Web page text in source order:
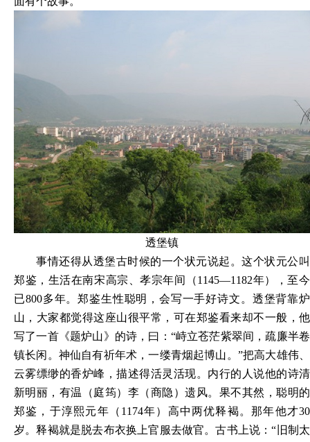
透堡镇
事情还得从透堡古时候的一个状元说起。这个状元公叫
郑鉴，生活在南宋高宗、孝宗年间（1145—1182年），至今
已800多年。郑鉴生性聪明，会写一手好诗文。透堡背靠炉
山，大家都觉得这座山很平常，可在郑鉴看来却不一般，他
写了一首《题炉山》的诗，曰：“峙立苍茫紫翠间，疏廉半卷
镇长闲。神仙自有祈年术，一缕青烟起博山。”把高大雄伟、
云雾缥缈的香炉峰，描述得活灵活现。内行的人说他的诗清
新明丽，有温（庭筠）李（商隐）遗风。果不其然，聪明的
郑鉴，于淳熙元年（1174年）高中两优释褐。那年他才30
岁。释褐就是脱去布衣换上官服去做官。古书上说：“旧制太